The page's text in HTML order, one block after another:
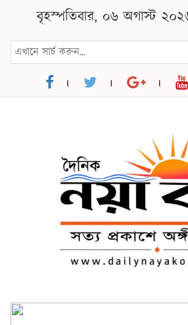
বৃহস্পতিবার, ০৬ অগাস্ট